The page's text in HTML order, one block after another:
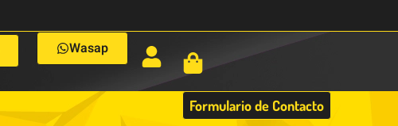
Wasap
Formulario de Contacto